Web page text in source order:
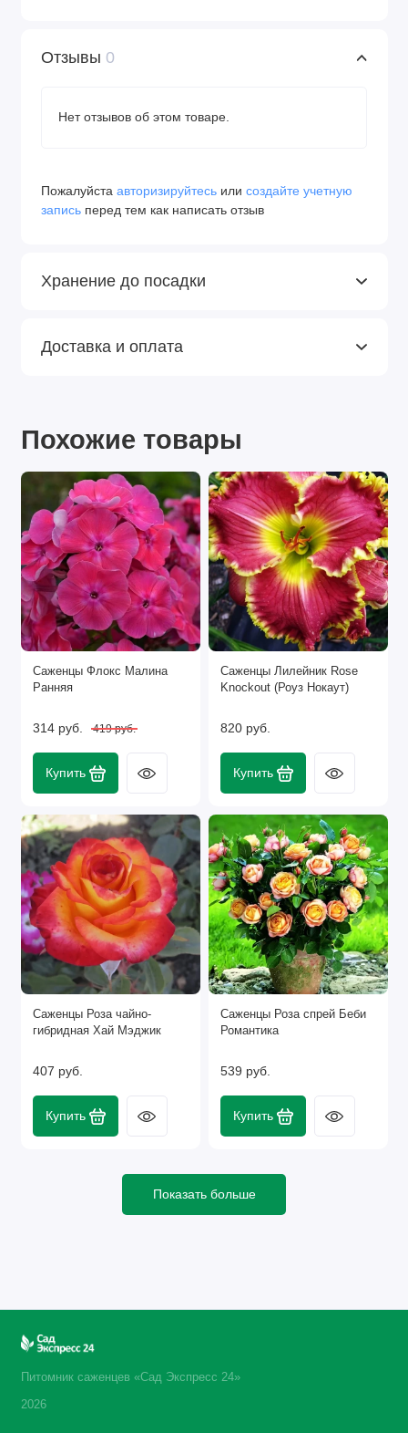
Отзывы 0
Нет отзывов об этом товаре.
Пожалуйста авторизируйтесь или создайте учетную
запись перед тем как написать отзыв
Хранение до посадки
Доставка и оплата
Похожие товары
Саженцы Флокс Малина
Ранняя
314 руб. 419 руб.
Купить
Саженцы Лилейник Rose
Knockout (Роуз Нокаут)
820 руб.
Купить
Саженцы Роза чайно-
гибридная Хай Мэджик
407 руб.
Купить
Саженцы Роза спрей Беби
Романтика
539 руб.
Купить
Показать больше
Питомник саженцев «Сад Экспресс 24»
2026